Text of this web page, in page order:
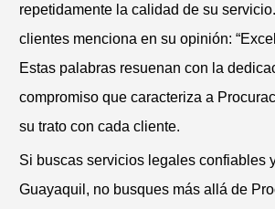
repetidamente la calidad de su
clientes menciona en su opinión:
Estas palabras resuenan con la
compromiso que caracteriza a
su trato con cada cliente.
Si buscas servicios legales confiables
Guayaquil, no busques más allá de